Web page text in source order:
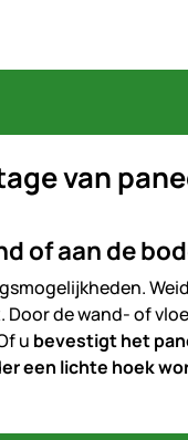
van
of aan de
de wand- of
u bevestigt het
een lichte hoek